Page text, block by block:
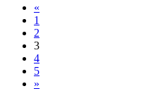
«
1
2
3
4
5
»